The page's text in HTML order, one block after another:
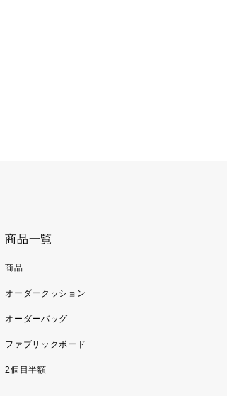
商品一覧
商品
オーダークッション
オーダーバッグ
ファブリックボード
2個目半額